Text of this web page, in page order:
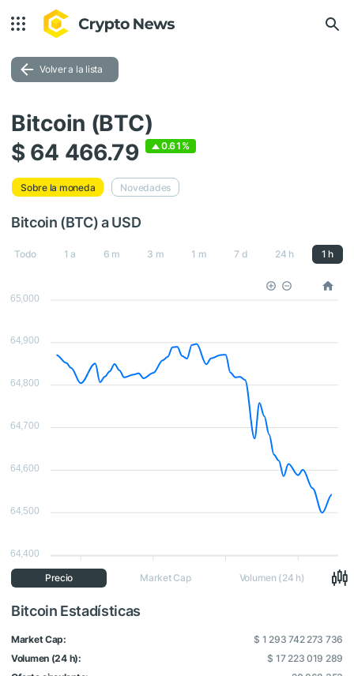
Volver a la lista
Bitcoin (BTC)
$ 64 466.79
0.61%
Sobre la moneda Novedades
Bitcoin (BTC) a USD
Todo 1 a 6 m 3 m 1 m 7 d 24 h 1 h
65,000
64,900
64,800
64,700
64,600
64,500
64,400
Precio Market Cap Volumen (24 h)
Bitcoin Estadísticas
Market Cap:
$ 1 293 742 273 736
Volumen (24 h):
$ 17 223 019 289